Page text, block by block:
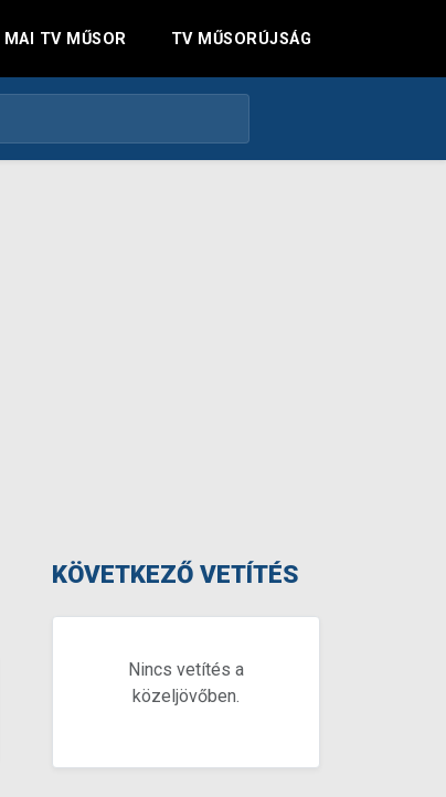
MAI TV MŰSOR TV MŰSORÚJSÁG
KÖVETKEZŐ VETÍTÉS
Nincs vetítés a
közeljövőben.